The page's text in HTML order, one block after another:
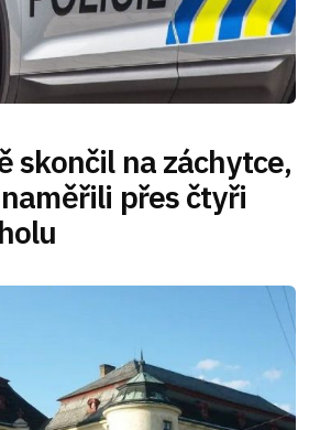
skončil na záchytce,
přes čtyři